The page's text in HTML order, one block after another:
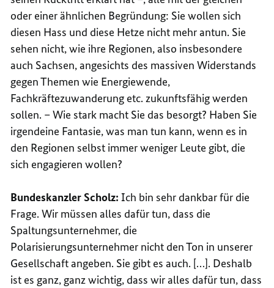
oder einer ähnlichen Begründung: Sie wollen sich
diesen Hass und diese Hetze nicht mehr antun. Sie
sehen nicht, wie ihre Regionen, also insbesondere
auch Sachsen, angesichts des massiven Widerstands
gegen Themen wie Energiewende,
Fachkräftezuwanderung etc. zukunftsfähig werden
sollen. – Wie stark macht Sie das besorgt? Haben Sie
irgendeine Fantasie, was man tun kann, wenn es in
den Regionen selbst immer weniger Leute gibt, die
sich engagieren wollen?
Bundeskanzler Scholz: Ich bin sehr dankbar für die
Frage. Wir müssen alles dafür tun, dass die
Spaltungsunternehmer, die
Polarisierungsunternehmer nicht den Ton in unserer
Gesellschaft angeben. Sie gibt es auch. […]. Deshalb
ist es ganz, ganz wichtig, dass wir alles dafür tun, dass